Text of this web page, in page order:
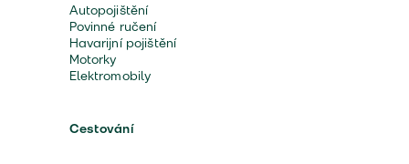
Autopojištění
Povinné ručení
Havarijní pojištění
Motorky
Elektromobily
Cestování